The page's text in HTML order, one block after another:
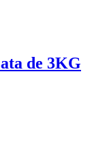
de 3KG